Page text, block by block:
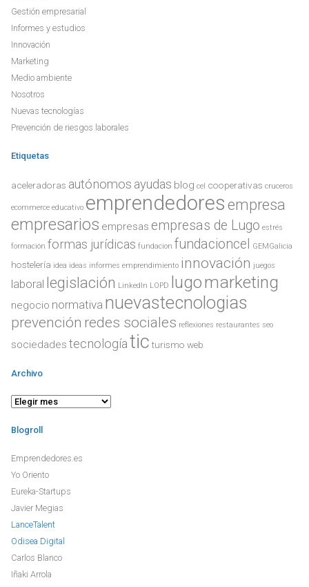
Gestión empresarial
Informes y estudios
Innovación
Marketing
Medio ambiente
Nosotros
Nuevas tecnologías
Prevención de riesgos laborales
Etiquetas
aceleradoras autónomos ayudas blog cel cooperativas cruceros
ecommerce educativo emprendedores empresa
empresarios empresas empresas de Lugo estrés
formación formas jurídicas fundacion fundacioncel GEMGalicia
hostelería idea ideas informes emprendimiento innovación juegos
laboral legislación LinkedIn LOPD lugomarketing
negocio normativa nuevastecnologias
prevención redes sociales reflexiones restaurantes seo
sociedades tecnologíatic turismo web
Archivo
Blogroll
Emprendedores.es
Yo Oriento
Eureka-Startups
Javier Megias
LanceTalent
Odisea Digital
Carlos Blanco
Iñaki Arrola